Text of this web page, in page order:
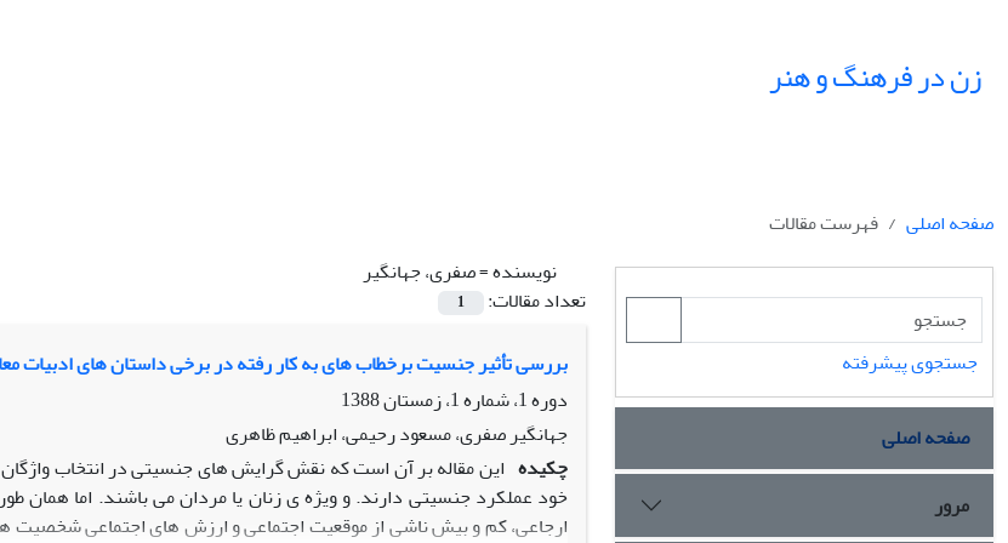
زن در فرهنگ و هنر
صفحه اصلی
فهرست مقالات
نویسنده =صفری، جهانگیر
تعداد مقالات:
1
بررسی تأثیر جنسیت برخطاب های به کار رفته در برخی داستان های ادبیات
دوره 1، شماره 1، زمستان 1388
جهانگیر صفری، مسعود رحیمی، ابراهیم ظاهری
چکیده این مقاله بر آن است که نقش گرایش های جنسیتی در انتخاب
خود عملکرد جنسیتی دارند. و ویژه ی زنان یا مردان می باشند. اما
ارجاعی، کم و بیش ناشی از موقعیت اجتماعی و ارزش های اجتماعی
جستجوی پیشرفته
صفحه اصلی
مرور